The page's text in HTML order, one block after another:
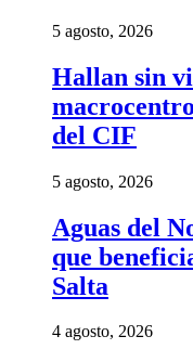
5 agosto, 2026
Hallan sin
del CIF
5 agosto, 2026
Aguas del
que
Salta
4 agosto, 2026